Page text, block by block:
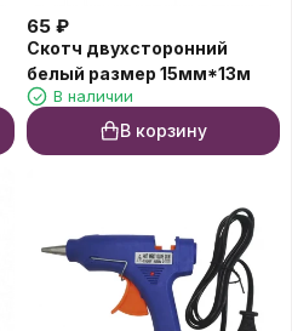
65 ₽
Скотч двухсторонний
белый размер 15мм*13м
В наличии
В корзину